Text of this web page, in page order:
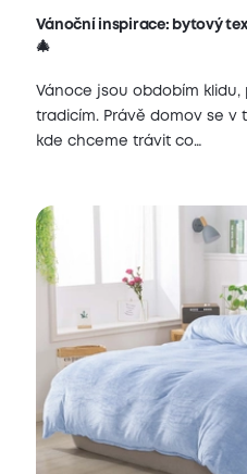
Vánoční inspirace: bytový
🎄
Vánoce jsou obdobím
tradicím. Právě domov se v
kde chceme trávit co…